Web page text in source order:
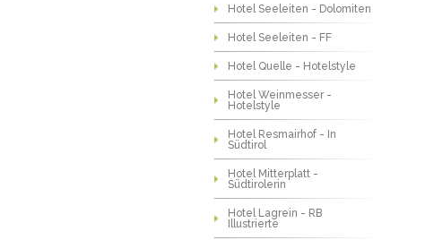
Hotel Seeleiten - Dolomiten
Hotel Seeleiten - FF
Hotel Quelle - Hotelstyle
Hotel Weinmesser -
Hotelstyle
Hotel Resmairhof - In
Südtirol
Hotel Mitterplatt -
Südtirolerin
Hotel Lagrein - RB
Illustrierte